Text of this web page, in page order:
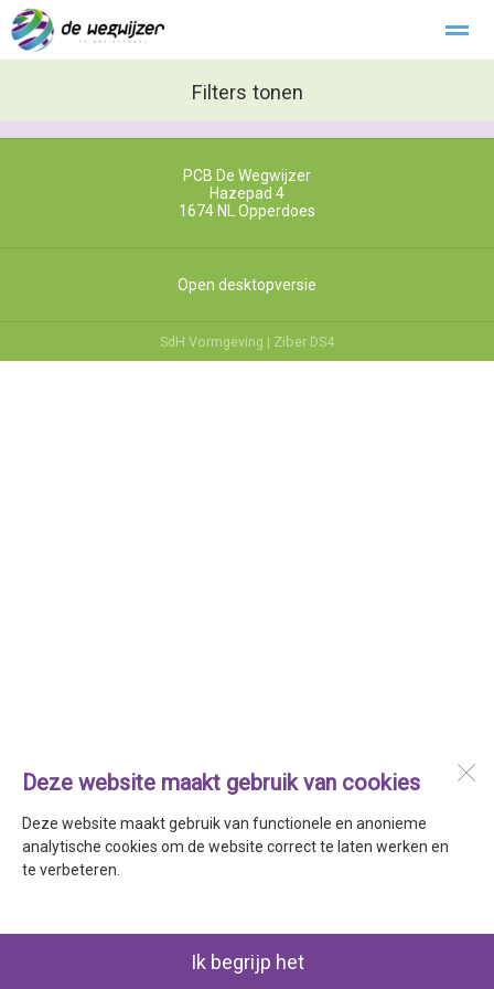
Klachtenregeling
Zoeken Foto's
Deze website maakt gebruik van cookies
Deze website maakt gebruik van functionele en anonieme
analytische cookies om de website correct te laten werken en
te verbeteren.
Ik begrijp het
Filters tonen
PCB De Wegwijzer
Hazepad 4
1674 NL
Opperdoes
Open desktopversie
SdH Vormgeving | Ziber DS4